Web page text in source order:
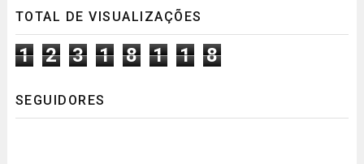
TOTAL DE VISUALIZAÇÕES
1 2 3 1 8 1 1 8
SEGUIDORES